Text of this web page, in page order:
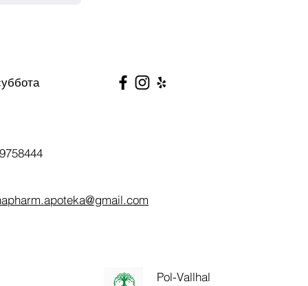
Pol-Vallhal